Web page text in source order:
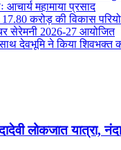
महामाया प्रसाद
17.80 करोड़ की विकास
सेरेमनी 2026-27 आयोजित
देवभूमि ने किया
लोकजात यात्रा,